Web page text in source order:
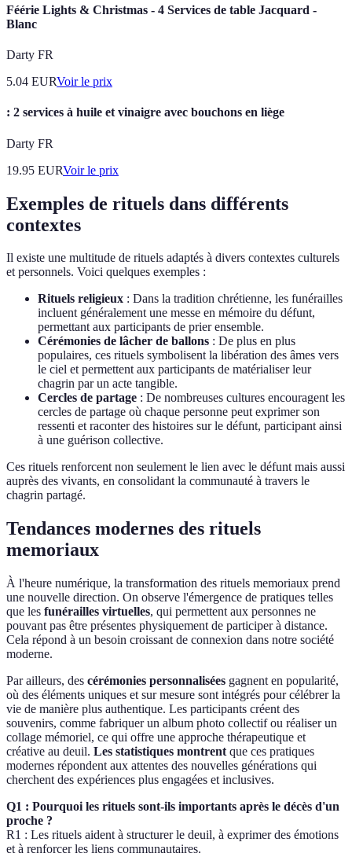
Féérie Lights & Christmas - 4 Services de table Jacquard -
Blanc
Darty FR
5.04 EURVoir le prix
: 2 services à huile et vinaigre avec bouchons en liège
Darty FR
19.95 EURVoir le prix
Exemples de rituels dans différents
contextes
Il existe une multitude de rituels adaptés à divers contextes culturels
et personnels. Voici quelques exemples :
Rituels religieux : Dans la tradition chrétienne, les funérailles
incluent généralement une messe en mémoire du défunt,
permettant aux participants de prier ensemble.
Cérémonies de lâcher de ballons : De plus en plus
populaires, ces rituels symbolisent la libération des âmes vers
le ciel et permettent aux participants de matérialiser leur
chagrin par un acte tangible.
Cercles de partage : De nombreuses cultures encouragent les
cercles de partage où chaque personne peut exprimer son
ressenti et raconter des histoires sur le défunt, participant ainsi
à une guérison collective.
Ces rituels renforcent non seulement le lien avec le défunt mais aussi
auprès des vivants, en consolidant la communauté à travers le
chagrin partagé.
Tendances modernes des rituels
memoriaux
À l'heure numérique, la transformation des rituels memoriaux prend
une nouvelle direction. On observe l'émergence de pratiques telles
que les funérailles virtuelles, qui permettent aux personnes ne
pouvant pas être présentes physiquement de participer à distance.
Cela répond à un besoin croissant de connexion dans notre société
moderne.
Par ailleurs, des cérémonies personnalisées gagnent en popularité,
où des éléments uniques et sur mesure sont intégrés pour célébrer la
vie de manière plus authentique. Les participants créent des
souvenirs, comme fabriquer un album photo collectif ou réaliser un
collage mémoriel, ce qui offre une approche thérapeutique et
créative au deuil. Les statistiques montrent que ces pratiques
modernes répondent aux attentes des nouvelles générations qui
cherchent des expériences plus engagées et inclusives.
Q1 : Pourquoi les rituels sont-ils importants après le décès d'un
proche ?
R1 : Les rituels aident à structurer le deuil, à exprimer des émotions
et à renforcer les liens communautaires.